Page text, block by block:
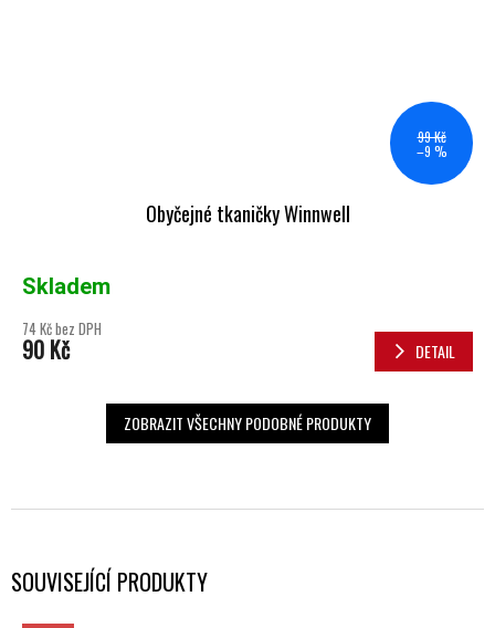
SOUVISEJÍCÍ PRODUKTY
99 Kč
–9 %
Obyčejné tkaničky Winnwell
Skladem
74 Kč bez DPH
90 Kč DETAIL
ZOBRAZIT VŠECHNY PODOBNÉ PRODUKTY